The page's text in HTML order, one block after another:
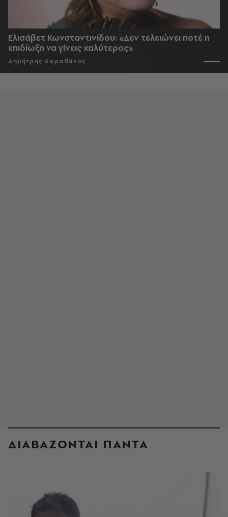
Ελισάβετ Κωνσταντινίδου: «Δεν τελειώνει ποτέ η
επιδίωξη να γίνεις καλύτερος»
Δημήτρης Καραθάνος
ΔΙΑΒΑΖΟΝΤΑΙ ΠΑΝΤΑ